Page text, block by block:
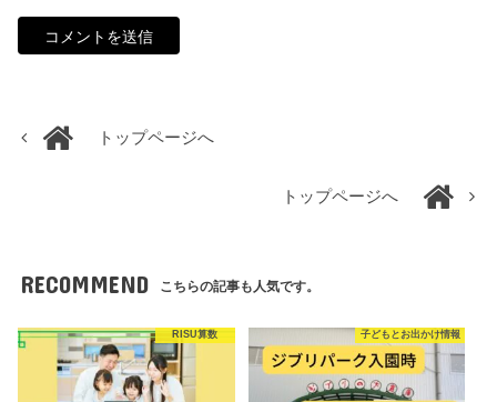
トップページへ
トップページへ
RECOMMEND こちらの記事も人気です。
RISU算数 子どもとお出かけ情報